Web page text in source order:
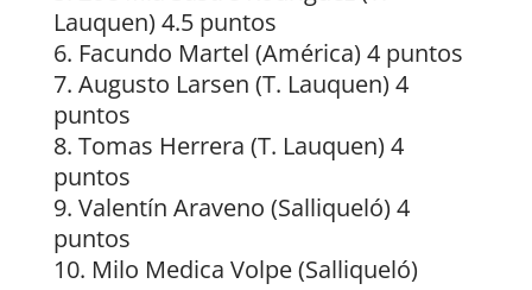
Lauquen) 4.5 puntos
6. Facundo Martel (América) 4 puntos
7. Augusto Larsen (T. Lauquen) 4
puntos
8. Tomas Herrera (T. Lauquen) 4
puntos
9. Valentín Araveno (Salliqueló) 4
puntos
10. Milo Medica Volpe (Salliqueló)